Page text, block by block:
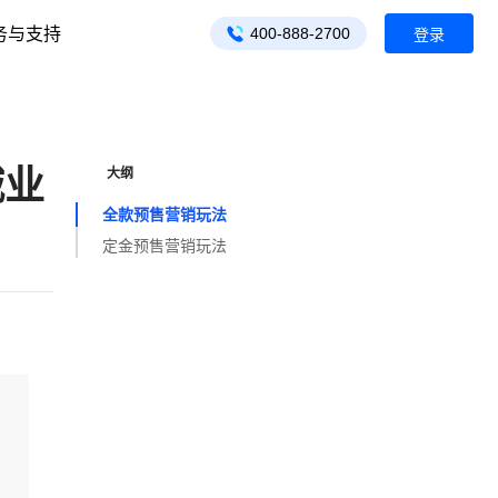
与支持 400-888-2700 登录
大纲
全款预售营销玩法
定金预售营销玩法